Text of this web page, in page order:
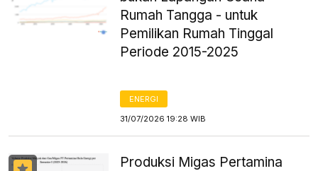
Rumah Tangga - untuk
Pemilikan Rumah Tinggal
Periode 2015-2025
ENERGI
31/07/2026 19:28 WIB
Produksi Migas Pertamina